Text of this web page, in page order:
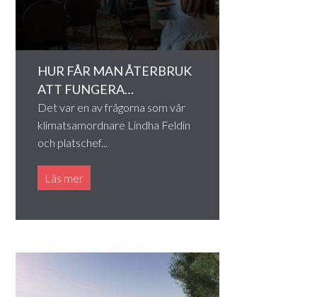
HUR FÅR MAN ÅTERBRUK
ATT FUNGERA…
Det var en av frågorna som vår
klimatsamordnare Lindha Feldin
och platschef...
Läs mer